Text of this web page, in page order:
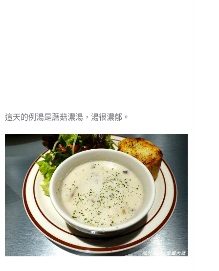
這天的例湯是蘑菇濃湯，湯很濃郁。